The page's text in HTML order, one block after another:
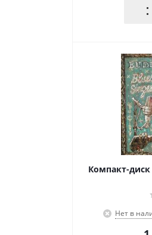
Компакт-диск
Нет в